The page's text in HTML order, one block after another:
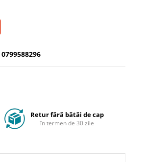
0799588296
Retur fără bătăi de cap
în termen de 30 zile